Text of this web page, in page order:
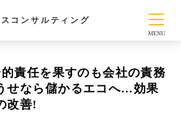
コンサルティング
責任を果すのも会社の責務
せなら儲かるエコへ…効果
改善!